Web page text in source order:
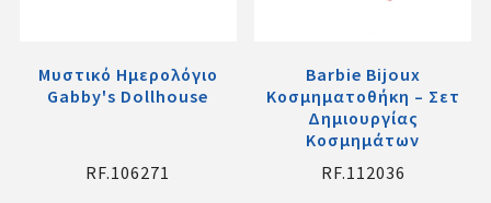
Μυστικό Ημερολόγιο
Gabby's Dollhouse
RF.106271
Barbie Bijoux
Κοσμηματοθήκη – Σετ
Δημιουργίας
Κοσμημάτων
RF.112036